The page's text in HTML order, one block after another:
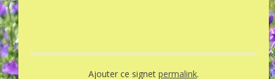
Ajouter ce signet permalink.